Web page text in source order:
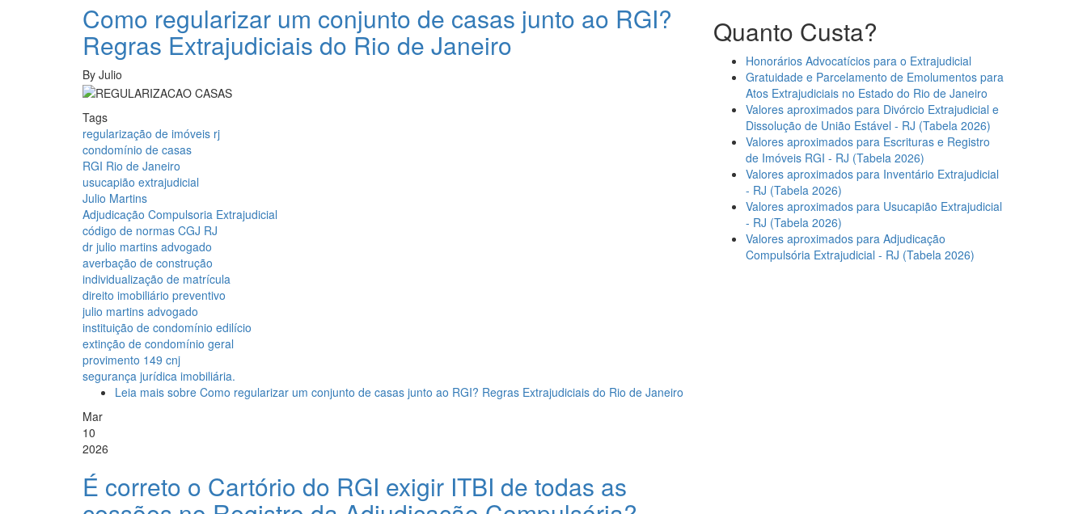
Como regularizar um conjunto de casas junto ao RGI?
Regras Extrajudiciais do Rio de Janeiro
By Julio
Tags
regularização de imóveis rj
condomínio de casas
RGI Rio de Janeiro
usucapião extrajudicial
Julio Martins
Adjudicação Compulsoria Extrajudicial
código de normas CGJ RJ
dr julio martins advogado
averbação de construção
individualização de matrícula
direito imobiliário preventivo
julio martins advogado
instituição de condomínio edilício
extinção de condomínio geral
provimento 149 cnj
segurança jurídica imobiliária.
Leia mais sobre Como regularizar um conjunto de casas junto ao RGI? Regras Extrajudiciais do Rio de Janeiro
Mar
10
2026
É correto o Cartório do RGI exigir ITBI de todas as
Quanto Custa?
Honorários Advocatícios para o Extrajudicial
Gratuidade e Parcelamento de Emolumentos para
Atos Extrajudiciais no Estado do Rio de Janeiro
Valores aproximados para Divórcio Extrajudicial e
Dissolução de União Estável - RJ (Tabela 2026)
Valores aproximados para Escrituras e Registro
de Imóveis RGI - RJ (Tabela 2026)
Valores aproximados para Inventário Extrajudicial
- RJ (Tabela 2026)
Valores aproximados para Usucapião Extrajudicial
- RJ (Tabela 2026)
Valores aproximados para Adjudicação
Compulsória Extrajudicial - RJ (Tabela 2026)